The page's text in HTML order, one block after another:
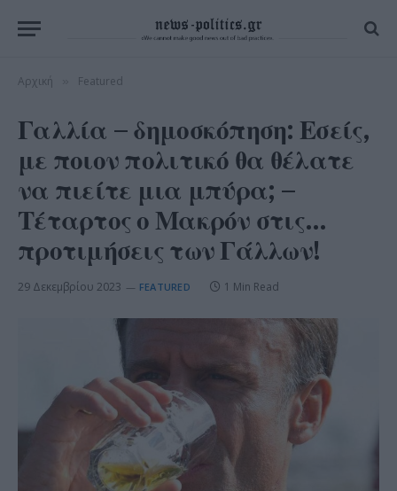
Αρχική Featured
Γαλλία – δημοσκόπηση: Εσείς,
με ποιον πολιτικό θα θέλατε
να πιείτε μια μπύρα; –
Τέταρτος ο Μακρόν στις…
προτιμήσεις των Γάλλων!
29 Δεκεμβρίου 2023 FEATURED 1 Min Read